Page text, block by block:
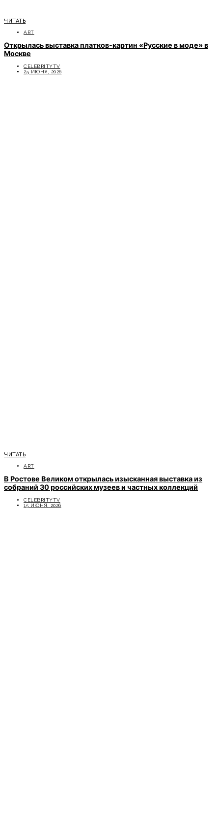
ЧИТАТЬ
ART
Открылась выставка платков-картин «Русские в моде» в
Москве
CELEBRITYTV
25 ИЮНЯ, 2026
ЧИТАТЬ
ART
В Ростове Великом открылась изысканная выставка из
собраний 30 российских музеев и частных коллекций
CELEBRITYTV
15 ИЮНЯ, 2026